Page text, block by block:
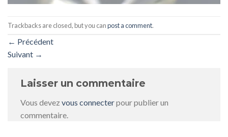
Trackbacks are closed, but you canpost a comment.
← Précédent
Suivant →
Laisser un commentaire
Vous devez vous connecterpour publier un
commentaire.